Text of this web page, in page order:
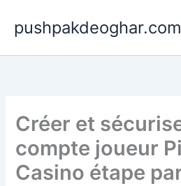
content
pushpakdeoghar.com
Créer et
compte joueur
Casino étape